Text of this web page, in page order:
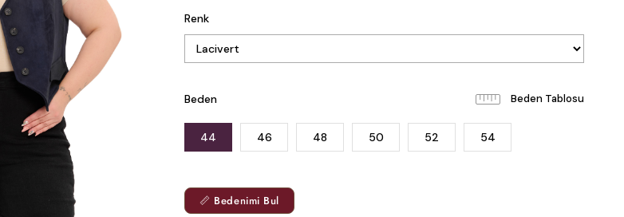
Renk
Beden Beden Tablosu
44 46 48 50 52 54
📏 Bedenimi Bul